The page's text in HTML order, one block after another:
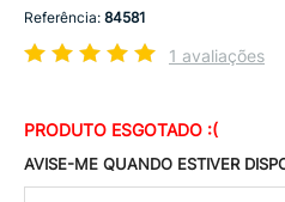
Referência: 84581
1 avaliações
PRODUTO ESGOTADO :(
AVISE-ME QUANDO ESTIVER